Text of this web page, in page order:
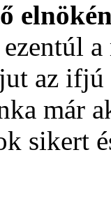
az ifjú
már
sikert